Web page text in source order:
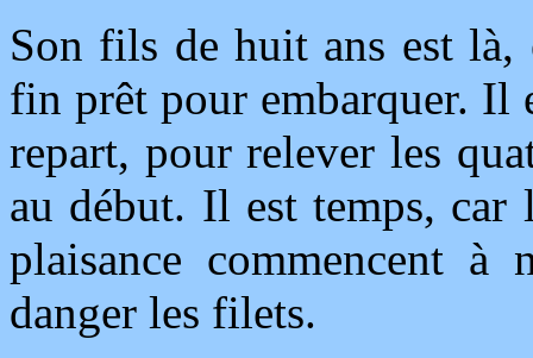
Son fils de huit ans est là,
fin prêt pour embarquer. Il
repart, pour relever les
au début. Il est temps, car
plaisance commencent
danger les filets.